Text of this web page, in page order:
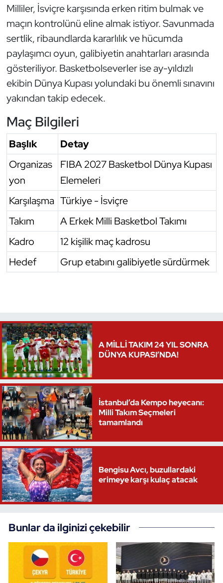
Milliler, İsviçre karşısında erken ritim bulmak ve
maçın kontrolünü eline almak istiyor. Savunmada
sertlik, ribaundlarda kararlılık ve hücumda
paylaşımcı oyun, galibiyetin anahtarları arasında
gösteriliyor. Basketbolseverler ise ay-yıldızlı
ekibin Dünya Kupası yolundaki bu önemli sınavını
yakından takip edecek.
Maç Bilgileri
Başlık
Detay
Organizas
yon
FIBA 2027 Basketbol Dünya Kupası
Elemeleri
Karşılaşma Türkiye - İsviçre
Takım
A Erkek Milli Basketbol Takımı
Kadro
12 kişilik maç kadrosu
Hedef
Grup etabını galibiyetle sürdürmek
A MİLLİ TAKIM 24 YIL SONRA
DÜNYA KUPASI’NDA!
İstanbul’da Kempo heyecanı:
Milli Takım Seçmeleri
tamamlandı
Bengisu Avcı, buzullardaki
erimeye karşı kulaç atacak
Bunlar da ilginizi çekebilir
Triatlon
Voleybol
Vücut Geliştirme Fitness
Wushu Kungfu
Yelken
Yüzme